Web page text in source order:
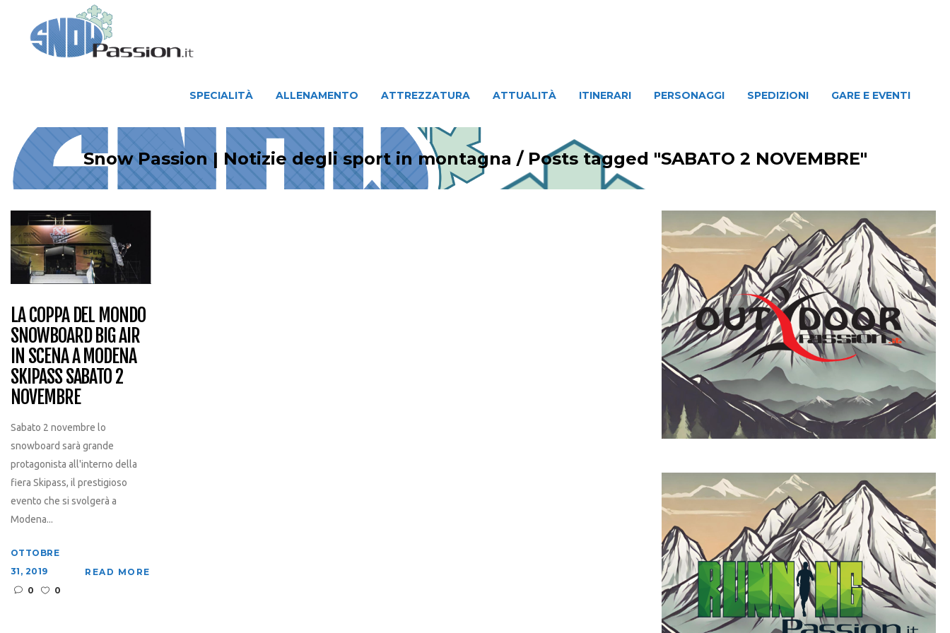
SPECIALITÀ ALLENAMENTO ATTREZZATURA ATTUALITÀ ITINERARI PERSONAGGI SPEDIZIONI GARE E EVENTI
Snow Passion | Notizie degli sport in montagna / Posts tagged "SABATO 2 NOVEMBRE"
LA COPPA DEL MONDO
SNOWBOARD BIG AIR
IN SCENA A MODENA
SKIPASS SABATO 2
NOVEMBRE
Sabato 2 novembre lo
snowboard sarà grande
protagonista all'interno della
fiera Skipass, il prestigioso
evento che si svolgerà a
Modena...
OTTOBRE
31, 2019
0
0
READ MORE